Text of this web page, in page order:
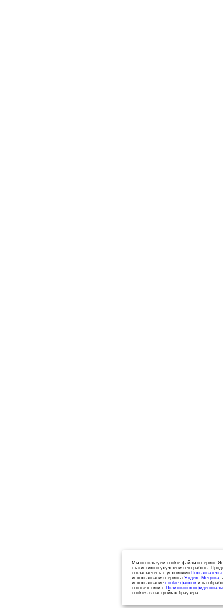
Мы используем cookie-файлы и сервис
статистики и улучшения его работы.
соглашаетесь с условиями
использования сервиса Яндекс.Метрика,
использование cookie-файлов и на
соответствии с Политикой
cookies в настройках браузера.